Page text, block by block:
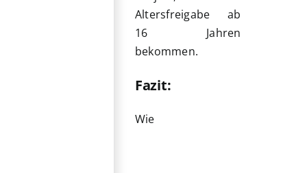
Altersfreigabe ab
16 Jahren
bekommen.
Fazit:
Wie